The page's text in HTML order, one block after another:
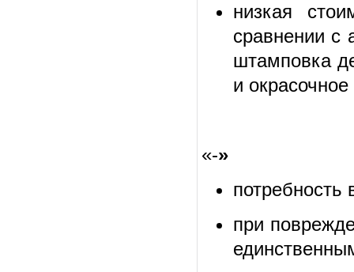
низкая
сравнении с
штамповка
и
«-»
при